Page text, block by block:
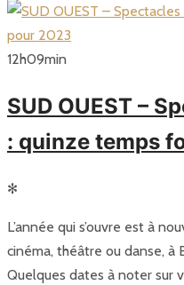
12h09min
SUD OUEST –
: quinze temps
✻
L’année qui s’ouvre est à
cinéma, théâtre ou danse,
Quelques dates à noter sur